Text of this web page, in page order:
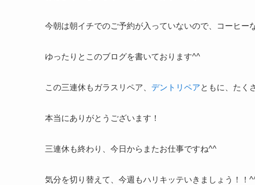
今朝は朝イチでのご予約が入っていないので、コーヒー
ゆったりとこのブログを書いております^^
この三連休もガラスリペア、 デントリペアともに、たく
本当にありがとうございます！
三連休も終わり、今日からまたお仕事ですね^^
気分を切り替えて、今週もハリキッテいきましょう！！